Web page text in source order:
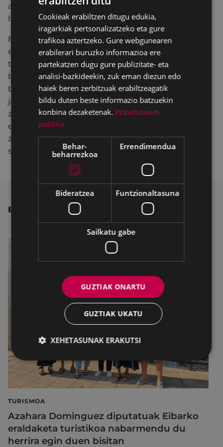
aztertuko dira, besteak beste, finantza erakunde
horiekin lan egiteari uztea.
8.- Udal honek lehenbailehen egingo du
etxebizitza hutsen urgentziazko inbentario bat,
titulartasun publikokoak zein pribatukoak. Udalak,
bereak diren etxebizitzei dagokienean,
beharrezkoak diren baliabide eta bitarteko guztiak
jarriko ditu hiriak duen bizileku premiaren
zerbitzura jartzeko prest egon daitezen;
etxegabetzea saihestu ezin izan duten fede oneko
zordunak lehenetsi beharreko kolektiboen artean
sartuta.
BESTE ALBISTE BATZUK
TURISMOA
Azahara Dominguez diputatuak Eibarko
eraldaketa turistikoa nabarmendu du
herrira egin duen bisitan
Cookieak erabiltzen ditugu edukia,
iragarkiak pertsonalizatzeko eta gure
trafikoa aztertzeko. Gure webgunearen
erabilerari buruzko informazioa ere
partekatzen dugu gure publizitate- eta
analisi-bazkideekin, zuk eman diezun edo
haiek beren zerbitzuak erabiltzeagatik
bildu duten beste informazio batzuekin
konbina dezaketenak. Pribatutasun-
politika
Behar-
beharrezkoa
Errendimendua
Bideratzea Funtzionaltasuna
Sailkatu gabe
GUZTIAK ONARTU
GUZTIAK UKATU
XEHETASUNAK ERAKUTSI